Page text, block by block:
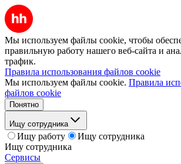
Мы используем файлы cookie, чтобы
правильную работу нашего веб-сайта и
трафик.
Правила использования файлов cookie
Мы используем файлы cookie. Правила
файлов cookie
Понятно
Ищу сотрудника
Ищу работу
Ищу сотрудника
Ищу сотрудника
Сервисы